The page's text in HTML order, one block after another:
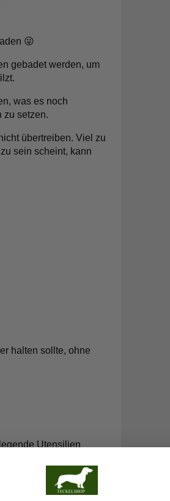
😜
gebadet werden, um
was es noch
zu setzen.
übertreiben. Viel zu
sein scheint, kann
halten sollte, ohne
Utensilien
Sie für den Rest in die